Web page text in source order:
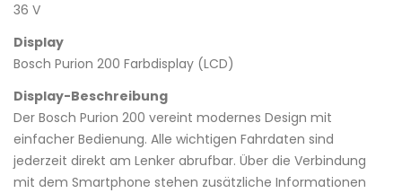
36 V
Display
Bosch Purion 200 Farbdisplay (LCD)
Display-Beschreibung
Der Bosch Purion 200 vereint modernes Design mit
einfacher Bedienung. Alle wichtigen Fahrdaten sind
jederzeit direkt am Lenker abrufbar. Über die Verbindung
mit dem Smartphone stehen zusätzliche Informationen